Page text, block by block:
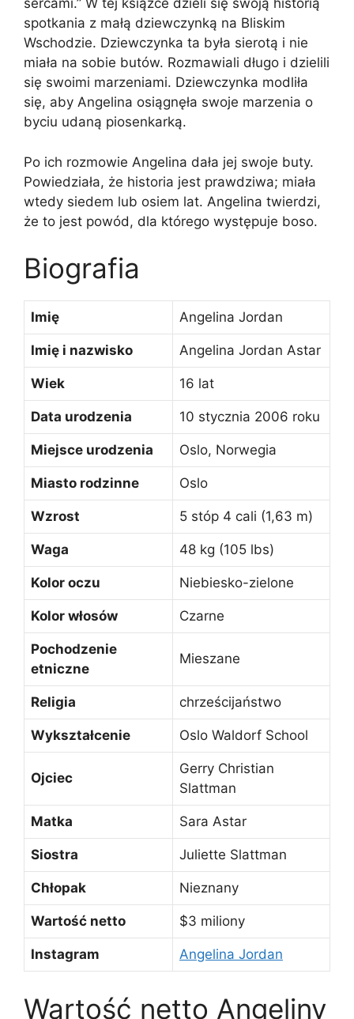
sercami.” W tej książce dzieli się swoją historią
spotkania z małą dziewczynką na Bliskim
Wschodzie. Dziewczynka ta była sierotą i nie
miała na sobie butów. Rozmawiali długo i dzielili
się swoimi marzeniami. Dziewczynka modliła
się, aby Angelina osiągnęła swoje marzenia o
byciu udaną piosenkarką.
Po ich rozmowie Angelina dała jej swoje buty.
Powiedziała, że historia jest prawdziwa; miała
wtedy siedem lub osiem lat. Angelina twierdzi,
że to jest powód, dla którego występuje boso.
Biografia
Imię Angelina Jordan
Imię i nazwisko Angelina Jordan Astar
Wiek 16 lat
Data urodzenia 10 stycznia 2006 roku
Miejsce urodzenia Oslo, Norwegia
Miasto rodzinne Oslo
Wzrost 5 stóp 4 cali (1,63 m)
Waga 48 kg (105 lbs)
Kolor oczu Niebiesko-zielone
Kolor włosów Czarne
Pochodzenie
etniczne
Mieszane
Religia chrześcijaństwo
Wykształcenie Oslo Waldorf School
Ojciec
Gerry Christian
Slattman
Matka Sara Astar
Siostra Juliette Slattman
Chłopak Nieznany
Wartość netto $3 miliony
Instagram Angelina Jordan
Wartość netto Angeliny